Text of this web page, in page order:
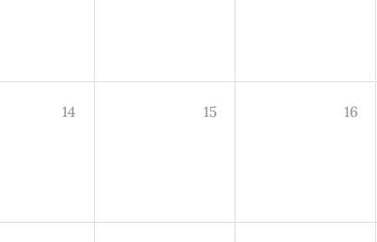
14 15 16